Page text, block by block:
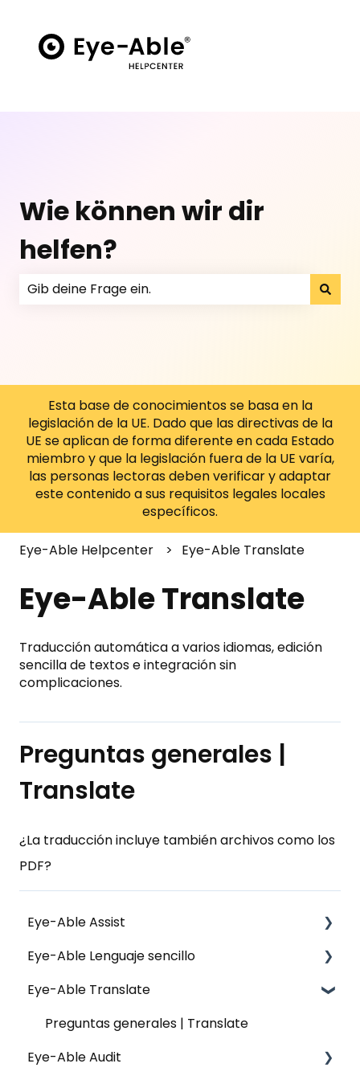
Wie können wir dir
helfen?
Esta base de conocimientos se basa en la
legislación de la UE. Dado que las directivas de la
UE se aplican de forma diferente en cada Estado
miembro y que la legislación fuera de la UE varía,
las personas lectoras deben verificar y adaptar
este contenido a sus requisitos legales locales
específicos.
Eye-Able Helpcenter Eye-Able Translate
Eye-Able Translate
Traducción automática a varios idiomas, edición
sencilla de textos e integración sin
complicaciones.
Preguntas generales |
Translate
¿La traducción incluye también archivos como los
PDF?
Eye-Able Assist
Información general | Assist
Asistencia en la instalación | Assist
Configuración | Assist
Uso y funciones | Assist
Eye-Able Lenguaje sencillo
Instalación | Lenguaje sencillo
Eye-Able Translate
Preguntas generales | Translate
Eye-Able Audit